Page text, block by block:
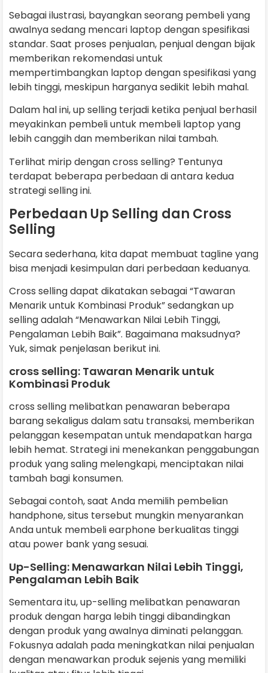
Sebagai ilustrasi, bayangkan seorang pembeli yang
awalnya sedang mencari laptop dengan spesifikasi
standar. Saat proses penjualan, penjual dengan bijak
memberikan rekomendasi untuk
mempertimbangkan laptop dengan spesifikasi yang
lebih tinggi, meskipun harganya sedikit lebih mahal.
Dalam hal ini, up selling terjadi ketika penjual berhasil
meyakinkan pembeli untuk membeli laptop yang
lebih canggih dan memberikan nilai tambah.
Terlihat mirip dengan cross selling? Tentunya
terdapat beberapa perbedaan di antara kedua
strategi selling ini.
Perbedaan Up Selling dan Cross
Selling
Secara sederhana, kita dapat membuat tagline yang
bisa menjadi kesimpulan dari perbedaan keduanya.
Cross selling dapat dikatakan sebagai “Tawaran
Menarik untuk Kombinasi Produk” sedangkan up
selling adalah “Menawarkan Nilai Lebih Tinggi,
Pengalaman Lebih Baik”. Bagaimana maksudnya?
Yuk, simak penjelasan berikut ini.
cross selling: Tawaran Menarik untuk
Kombinasi Produk
cross selling melibatkan penawaran beberapa
barang sekaligus dalam satu transaksi, memberikan
pelanggan kesempatan untuk mendapatkan harga
lebih hemat. Strategi ini menekankan penggabungan
produk yang saling melengkapi, menciptakan nilai
tambah bagi konsumen.
Sebagai contoh, saat Anda memilih pembelian
handphone, situs tersebut mungkin menyarankan
Anda untuk membeli earphone berkualitas tinggi
atau power bank yang sesuai.
Up-Selling: Menawarkan Nilai Lebih Tinggi,
Pengalaman Lebih Baik
Sementara itu, up-selling melibatkan penawaran
produk dengan harga lebih tinggi dibandingkan
dengan produk yang awalnya diminati pelanggan.
Fokusnya adalah pada meningkatkan nilai penjualan
dengan menawarkan produk sejenis yang memiliki